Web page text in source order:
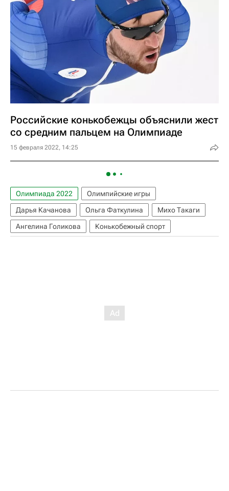
Российские конькобежцы объяснили жест
со средним пальцем на Олимпиаде
15 февраля 2022, 14:25
Олимпиада 2022
Олимпийские игры
Дарья Качанова
Ольга Фаткулина
Михо Такаги
Ангелина Голикова
Конькобежный спорт